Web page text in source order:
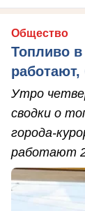
Общество
Топливо в
работают,
Утро
сводки о
города-
работают